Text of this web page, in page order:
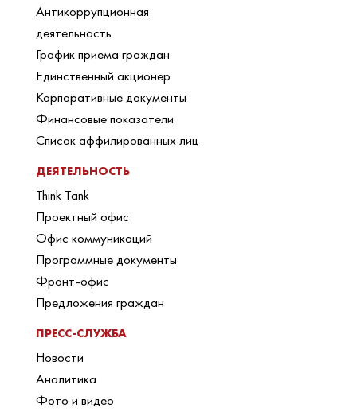
Антикоррупционная
деятельность
График приема граждан
Единственный акционер
Корпоративные документы
Финансовые показатели
Список аффилированных лиц
ДЕЯТЕЛЬНОСТЬ
Think Tank
Проектный офис
Офис коммуникаций
Программные документы
Фронт-офис
Предложения граждан
ПРЕСС-СЛУЖБА
Новости
Аналитика
Фото и видео